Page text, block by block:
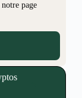
page